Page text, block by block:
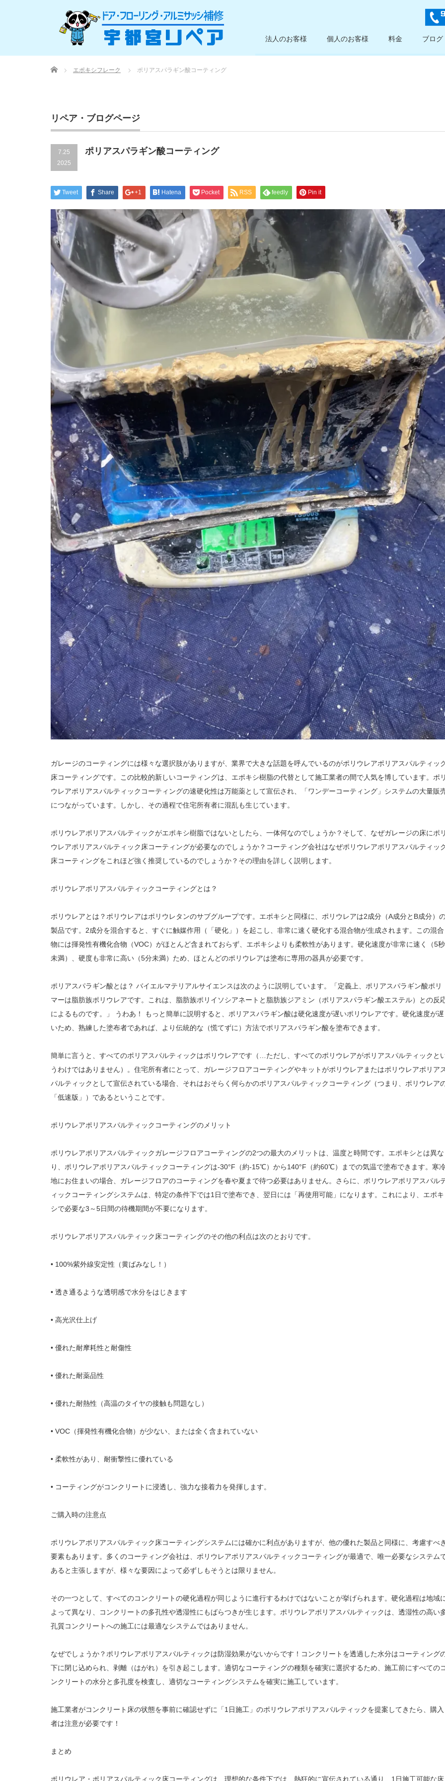
法人のお客様 個人のお客様 料金 ブログ
Home エポキシフレーク ポリアスパラギン酸コーティング
リペア・ブログページ
7.25
2025
ポリアスパラギン酸コーティング
Tweet Share +1 Hatena Pocket RSS feedly Pin it
ガレージのコーティングには様々な選択肢がありますが、業界で大きな話題を呼んでいるのがポリウレアポリアスパルティッ
床コーティングです。この比較的新しいコーティングは、エポキシ樹脂の代替として施工業者の間で人気を博しています。ポリ
ウレアポリアスパルティックコーティングの速硬化性は万能薬として宣伝され、「ワンデーコーティング」システムの大量販
につながっています。しかし、その過程で住宅所有者に混乱も生じています。
ポリウレアポリアスパルティックがエポキシ樹脂ではないとしたら、一体何なのでしょうか？そして、なぜガレージの床にポリ
ウレアポリアスパルティック床コーティングが必要なのでしょうか？コーティング会社はなぜポリウレアポリアスパルティッ
床コーティングをこれほど強く推奨しているのでしょうか？その理由を詳しく説明します。
ポリウレアポリアスパルティックコーティングとは？
ポリウレアとは？ポリウレアはポリウレタンのサブグループです。エポキシと同様に、ポリウレアは2成分（A成分とB成分）
製品です。2成分を混合すると、すぐに触媒作用（「硬化」）を起こし、非常に速く硬化する混合物が生成されます。この混合
物には揮発性有機化合物（VOC）がほとんど含まれておらず、エポキシよりも柔軟性があります。硬化速度が非常に速く（5秒
未満）、硬度も非常に高い（5分未満）ため、ほとんどのポリウレアは塗布に専用の器具が必要です。
ポリアスパラギン酸とは？ バイエルマテリアルサイエンスは次のように説明しています。「定義上、ポリアスパラギン酸ポリ
マーは脂肪族ポリウレアです。これは、脂肪族ポリイソシアネートと脂肪族ジアミン（ポリアスパラギン酸エステル）との反
によるものです。」 うわあ！ もっと簡単に説明すると、ポリアスパラギン酸は硬化速度が遅いポリウレアです。硬化速度が遅
いため、熟練した塗布者であれば、より伝統的な（慌てずに）方法でポリアスパラギン酸を塗布できます。
簡単に言うと、すべてのポリアスパルティックはポリウレアです（…ただし、すべてのポリウレアがポリアスパルティックと
うわけではありません）。住宅所有者にとって、ガレージフロアコーティングやキットがポリウレアまたはポリウレアポリア
パルティックとして宣伝されている場合、それはおそらく何らかのポリアスパルティックコーティング（つまり、ポリウレア
「低速版」）であるということです。
ポリウレアポリアスパルティックコーティングのメリット
ポリウレアポリアスパルティックガレージフロアコーティングの2つの最大のメリットは、温度と時間です。エポキシとは異な
り、ポリウレアポリアスパルティックコーティングは-30°F（約-15℃）から140°F（約60℃）までの気温で塗布できます。寒
地にお住まいの場合、ガレージフロアのコーティングを春や夏まで待つ必要はありません。さらに、ポリウレアポリアスパル
ィックコーティングシステムは、特定の条件下では1日で塗布でき、翌日には「再使用可能」になります。これにより、エポキ
シで必要な3～5日間の待機期間が不要になります。
ポリウレアポリアスパルティック床コーティングのその他の利点は次のとおりです。
• 100%紫外線安定性（黄ばみなし！）
• 透き通るような透明感で水分をはじきます
• 高光沢仕上げ
• 優れた耐摩耗性と耐傷性
• 優れた耐薬品性
• 優れた耐熱性（高温のタイヤの接触も問題なし）
• VOC（揮発性有機化合物）が少ない、または全く含まれていない
• 柔軟性があり、耐衝撃性に優れている
• コーティングがコンクリートに浸透し、強力な接着力を発揮します。
ご購入時の注意点
ポリウレアポリアスパルティック床コーティングシステムには確かに利点がありますが、他の優れた製品と同様に、考慮すべき
要素もあります。多くのコーティング会社は、ポリウレアポリアスパルティックコーティングが最適で、唯一必要なシステム
あると主張しますが、様々な要因によって必ずしもそうとは限りません。
その一つとして、すべてのコンクリートの硬化過程が同じように進行するわけではないことが挙げられます。硬化過程は地域
よって異なり、コンクリートの多孔性や透湿性にもばらつきが生じます。ポリウレアポリアスパルティックは、透湿性の高い
孔質コンクリートへの施工には最適なシステムではありません。
なぜでしょうか？ポリウレアポリアスパルティックは防湿効果がないからです！コンクリートを透過した水分はコーティング
下に閉じ込められ、剥離（はがれ）を引き起こします。適切なコーティングの種類を確実に選択するため、施工前にすべての
ンクリートの水分と多孔度を検査し、適切なコーティングシステムを確実に施工しています。
施工業者がコンクリート床の状態を事前に確認せずに「1日施工」のポリウレアポリアスパルティックを提案してきたら、購入
者は注意が必要です！
まとめ
ポリウレア・ポリアスパルティック床コーティングは、理想的な条件下では、熱狂的に宣伝されている通り、1日施工可能な床